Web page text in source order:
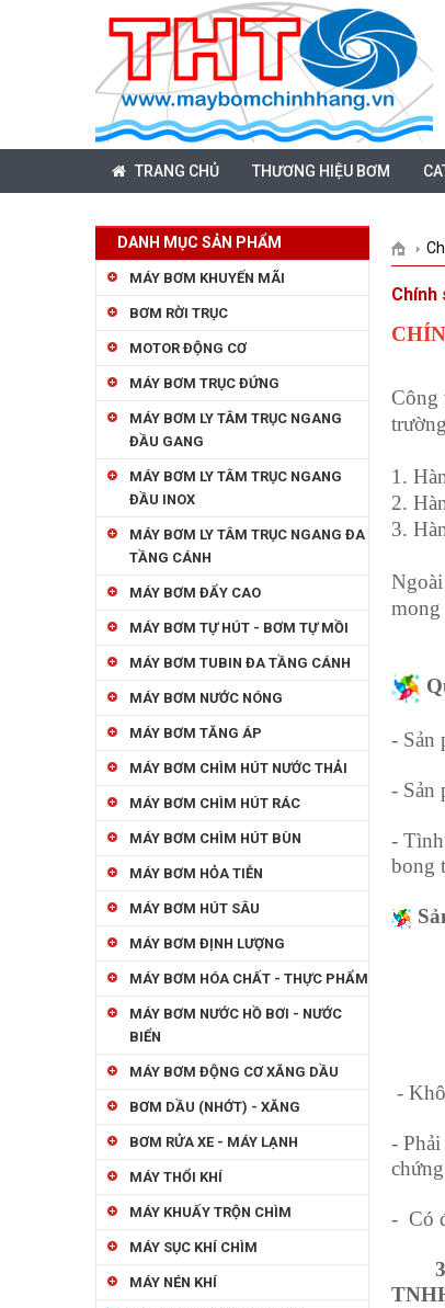
TRANG CHỦ THƯƠNG HIỆU BƠM
DANH MỤC SẢN PHẨM
MÁY BƠM KHUYẾN MÃI
BƠM RỜI TRỤC
MOTOR ĐỘNG CƠ
MÁY BƠM TRỤC ĐỨNG
MÁY BƠM LY TÂM TRỤC NGANG
ĐẦU GANG
MÁY BƠM LY TÂM TRỤC NGANG
ĐẦU INOX
MÁY BƠM LY TÂM TRỤC NGANG ĐA
TẦNG CÁNH
MÁY BƠM ĐẨY CAO
MÁY BƠM TỰ HÚT - BƠM TỰ MỒI
MÁY BƠM TUBIN ĐA TẦNG CÁNH
MÁY BƠM NƯỚC NÓNG
MÁY BƠM TĂNG ÁP
MÁY BƠM CHÌM HÚT NƯỚC THẢI
MÁY BƠM CHÌM HÚT RÁC
MÁY BƠM CHÌM HÚT BÙN
MÁY BƠM HỎA TIỄN
MÁY BƠM HÚT SÂU
MÁY BƠM ĐỊNH LƯỢNG
MÁY BƠM HÓA CHẤT - THỰC PHẨM
MÁY BƠM NƯỚC HỒ BƠI - NƯỚC
BIỂN
MÁY BƠM ĐỘNG CƠ XĂNG DẦU
BƠM DẦU (NHỚT) - XĂNG
BƠM RỬA XE - MÁY LẠNH
MÁY THỔI KHÍ
MÁY KHUẤY TRỘN CHÌM
MÁY SỤC KHÍ CHÌM
MÁY NÉN KHÍ
Chính
Công
1.
2.
3.
mong
Q
- Sản
- Sản
-
bong
1.
2.
-
-
- Có
3.